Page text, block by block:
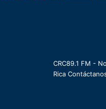
CRC89.1 FM -
Rica